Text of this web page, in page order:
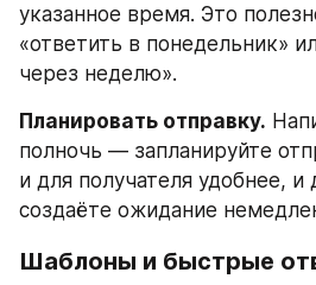
указанное время. Это
«ответить в понедельник»
через неделю».
Планировать отправку.
полночь — запланируйте
и для получателя удобнее, и
создаёте ожидание
Шаблоны и быстрые